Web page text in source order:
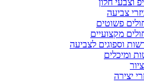
וצבעי חלון
צביעה
פשוטים
מקצועיים
וספוגים לצביעה
ומיכלים
יצירה